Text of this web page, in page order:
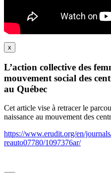
x
L’action collective des
mouvement social des
au Québec
Cet article vise à retracer le
naissance au mouvement des
https://www.erudit.org/en/
reauto07780/1097376ar/